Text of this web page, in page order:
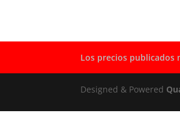
Los precios publicados
Designed & Powered